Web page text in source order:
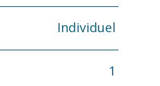
Individuel
1